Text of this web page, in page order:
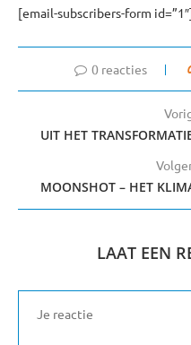
[email-subscribers-form
0 reacties
UIT HET
MOONSHOT – HET
LAAT EEN